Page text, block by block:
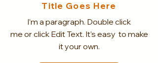
Title Goes Here
I’m a paragraph. Double click
me or click Edit Text. It's easy to make
it your own.